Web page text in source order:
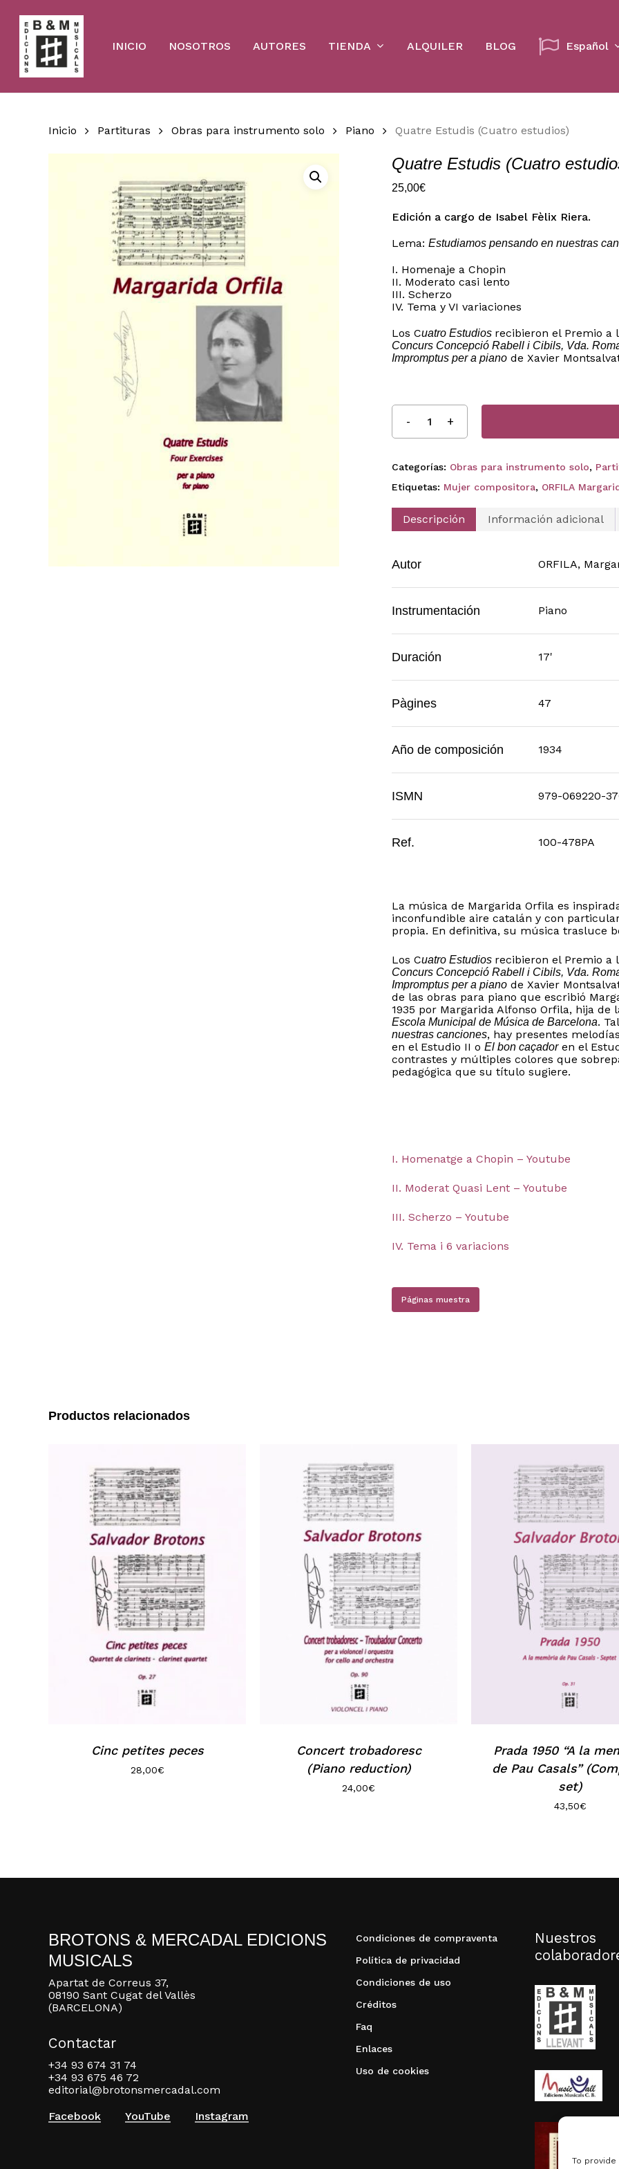
To
main
content
INICIO NOSOTROS AUTORES TIENDA ALQUILER BLOG Español
Inicio Partituras Obras para instrumento solo Piano Quatre Estudis (Cuatro estudios)
Quatre Estudis (Cuatro
25,00€
Edición a cargo de Isabel Fèlix Riera.
Lema: Estudiamos pensando en nuestras
I. Homenaje a Chopin
II. Moderato casi lento
III. Scherzo
IV. Tema y VI variaciones
Los Cuatro Estudios recibieron el Premio a
Concurs Concepció Rabell i Cibils, Vda.
Impromptus per a pianode Xavier
Categorías: Obras para instrumento solo,
Etiquetas: Mujer compositora, ORFILA
Descripción Información adicional
Autor ORFILA,
Instrumentación Piano
Duración 17'
Pàgines 47
Año de composición 1934
ISMN 979-069220-
Ref. 100-478PA
La música de Margarida Orfila es
inconfundible aire catalán y con
propia. En definitiva, su música trasluce
Los Cuatro Estudios recibieron el Premio a
Concurs Concepció Rabell i Cibils, Vda.
Impromptus per a pianode Xavier
de las obras para piano que escribió
1935 por Margarida Alfonso Orfila, hija
Escola Municipal de Música de Barcelona.
nuestras canciones, hay presentes
en el Estudio II o El bon caçadoren el
contrastes y múltiples colores que
pedagógica que su título sugiere.
I. Homenatge a Chopin – Youtube
II. Moderat Quasi Lent – Youtube
III. Scherzo – Youtube
IV. Tema i 6 variacions
Páginas muestra
Productos relacionados
Cinc petites peces
28,00€
Concert trobadoresc
(Piano reduction)
24,00€
Prada 1950 “A la
de Pau Casals”
set)
43,50€
BROTONS & MERCADAL EDICIONS
MUSICALS
Apartat de Correus 37,
08190 Sant Cugat del Vallès
(BARCELONA)
Contactar
+34 93 674 31 74
+34 93 675 46 72
editorial@brotonsmercadal.com
Facebook
YouTube Instagram
Condiciones de compraventa
Política de privacidad
Condiciones de uso
Créditos
Faq
Enlaces
Uso de cookies
Nuestros